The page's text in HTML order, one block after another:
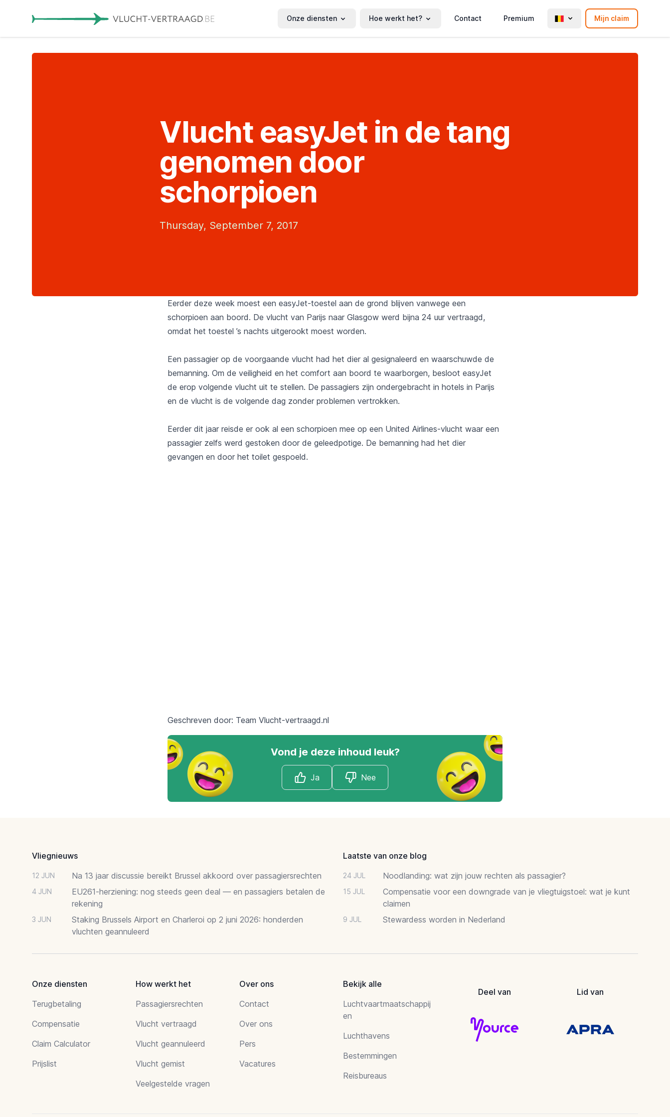
Onze diensten Hoe werkt het? Contact Premium Mijn claim
Vlucht easyJet in de tang
genomen door
schorpioen
Thursday, September 7, 2017
Eerder deze week moest een easyJet-toestel aan de grond blijven vanwege een
schorpioen aan boord. De vlucht van Parijs naar Glasgow werd bijna 24 uur vertraagd,
omdat het toestel ’s nachts uitgerookt moest worden.
Een passagier op de voorgaande vlucht had het dier al gesignaleerd en waarschuwde de
bemanning. Om de veiligheid en het comfort aan boord te waarborgen, besloot easyJet
de erop volgende vlucht uit te stellen. De passagiers zijn ondergebracht in hotels in Parijs
en de vlucht is de volgende dag zonder problemen vertrokken.
Eerder dit jaar reisde er ook al een schorpioen mee op een United Airlines-vlucht waar een
passagier zelfs werd gestoken door de geleedpotige. De bemanning had het dier
gevangen en door het toilet gespoeld.
Geschreven door: Team Vlucht-vertraagd.nl
Vond je deze inhoud leuk?
Ja Nee
Vliegnieuws
12 JUN Na 13 jaar discussie bereikt Brussel akkoord over passagiersrechten
4 JUN
EU261-herziening: nog steeds geen deal — en passagiers betalen de
rekening
3 JUN
Staking Brussels Airport en Charleroi op 2 juni 2026: honderden
vluchten geannuleerd
Laatste van onze blog
24 JUL Noodlanding: wat zijn jouw rechten als passagier?
15 JUL
Compensatie voor een downgrade van je vliegtuigstoel: wat je kunt
claimen
9 JUL Stewardess worden in Nederland
Onze diensten
Terugbetaling
Compensatie
Claim Calculator
Prijslist
How werkt het
Passagiersrechten
Vlucht vertraagd
Vlucht geannuleerd
Vlucht gemist
Veelgestelde vragen
Over ons
Contact
Over ons
Pers
Vacatures
Bekijk alle
Luchtvaartmaatschappij
en
Luchthavens
Bestemmingen
Reisbureaus
Deel van Lid van